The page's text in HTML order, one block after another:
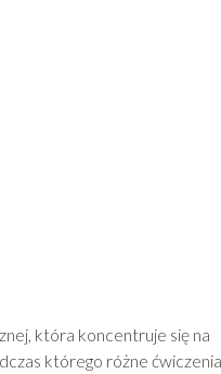
która koncentruje się na
którego różne